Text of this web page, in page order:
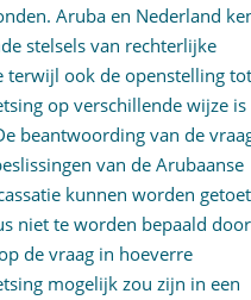
Aruba en Nederland
stelsels van rechterlijke
terwijl ook de openstelling tot
op verschillende wijze is
beantwoording van de
van de Arubaanse
kunnen worden
niet te worden bepaald
de vraag in hoeverre
mogelijk zou zijn in een